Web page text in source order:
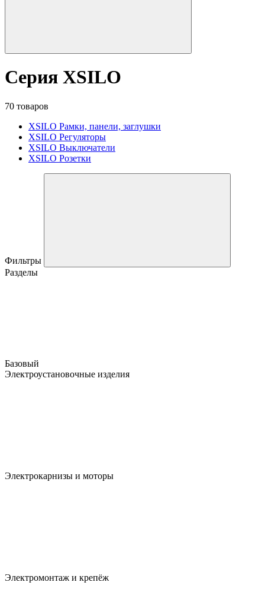
Серия XSILO
70 товаров
XSILO Рамки, панели, заглушки
XSILO Регуляторы
XSILO Выключатели
XSILO Розетки
Фильтры
Разделы
Базовый
Электроустановочные изделия
Электрокарнизы и моторы
Электромонтаж и крепёж